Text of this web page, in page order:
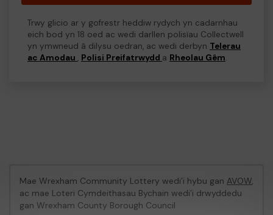
Trwy glicio ar y gofrestr heddiw rydych yn cadarnhau
eich bod yn 18 oed ac wedi darllen polisïau Collectwell
yn ymwneud â dilysu oedran, ac wedi derbyn Telerau
ac Amodau , Polisi Preifatrwydd a Rheolau Gêm.
Mae Wrexham Community Lottery wedi’i hybu gan AVOW,
ac mae Loteri Cymdeithasau Bychain wedi’i drwyddedu
gan Wrexham County Borough Council